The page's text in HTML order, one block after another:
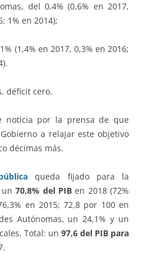
del 0,4% (0,6% en 2017,
1% en 2014);
(1,4% en 2017, 0,3% en 2016;
déficit cero.
noticia por la prensa de que
a relajar este objetivo
décimas más.
queda fijado para la
un70,8% del PIB en 2018 (72%
en 2015; 72,8 por 100 en
Autónomas, un 24,1% y un
Total: un 97,6 del PIB para